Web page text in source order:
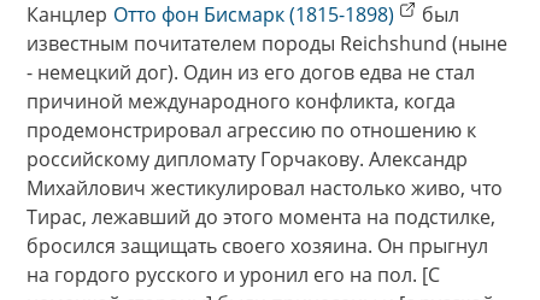
Канцлер Отто фон Бисмарк (1815-1898)
был
известным почитателем породы Reichshund (ныне
- немецкий дог). Один из его догов едва не стал
причиной международного конфликта, когда
продемонстрировал агрессию по отношению к
российскому дипломату Горчакову. Александр
Михайлович жестикулировал настолько живо, что
Тирас, лежавший до этого момента на подстилке,
бросился защищать своего хозяина. Он прыгнул
на гордого русского и уронил его на пол. [С